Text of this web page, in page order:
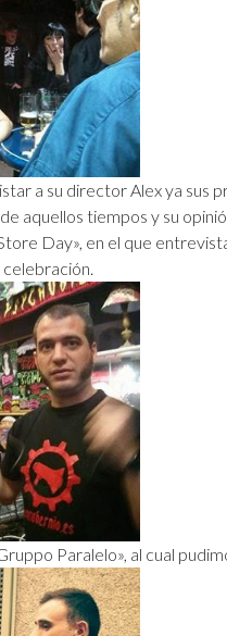
a su director Alex ya sus
aquellos tiempos y su
Day», en el que
Paralelo», al cual